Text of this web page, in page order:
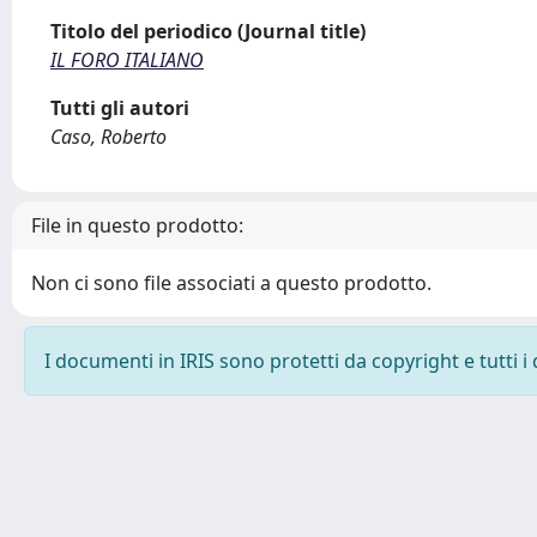
Titolo del periodico (Journal title)
IL FORO ITALIANO
Tutti gli autori
Caso, Roberto
File in questo prodotto:
Non ci sono file associati a questo prodotto.
I documenti in IRIS sono protetti da copyright e tutti